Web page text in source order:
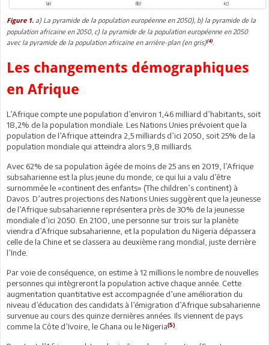
Figure 1. a) La pyramide de la population européenne en 2050), b) la pyramide de la
population africaine en 2050, c) la pyramide de la population européenne en 2050
avec la pyramide de la population africaine en arrière-plan (en gris)(4).
Les changements démographiques
en Afrique
L’Afrique compte une population d’environ 1,46 milliard d’habitants, soit
18,2% de la population mondiale. Les Nations Unies prévoient que la
population de l’Afrique atteindra 2,5 milliards d’ici 2050, soit 25% de la
population mondiale qui atteindra alors 9,8 milliards.
Avec 62% de sa population âgée de moins de 25 ans en 2019, l’Afrique
subsaharienne est la plus jeune du monde, ce qui lui a valu d’être
surnommée le «continent des enfants» (The children’s continent) à
Davos. D’autres projections des Nations Unies suggèrent que la jeunesse
de l’Afrique subsaharienne représentera près de 30% de la jeunesse
mondiale d’ici 2050. En 2100, une personne sur trois sur la planète
viendra d’Afrique subsaharienne, et la population du Nigeria dépassera
celle de la Chine et se classera au deuxième rang mondial, juste derrière
l’Inde.
Par voie de conséquence, on estime à 12 millions le nombre de nouvelles
personnes qui intègreront la population active chaque année. Cette
augmentation quantitative est accompagnée d’une amélioration du
niveau d’éducation des candidats à l’émigration d’Afrique subsaharienne
survenue au cours des quinze dernières années. Ils viennent de pays
comme la Côte d’Ivoire, le Ghana ou le Nigeria(5).